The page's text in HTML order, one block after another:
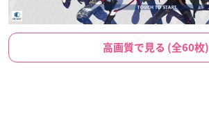
高画質で見る (全60枚)